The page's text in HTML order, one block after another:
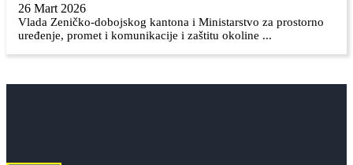
26 Mart 2026
Vlada Zeničko-dobojskog kantona i Ministarstvo za prostorno
uređenje, promet i komunikacije i zaštitu okoline ...